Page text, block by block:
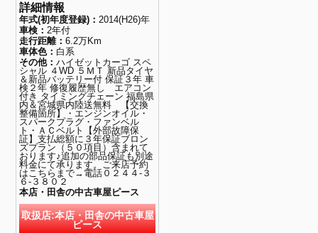
詳細情報
年式(初年度登録)： 2014(H26)年
車検： 2年付
走行距離：6.2万Km
車体色： 白系
その他：ハイゼットカーゴ スペ
シャル ４WD ５ＭＴ 新品タイヤ
＆新品バッテリー付 保証３年 車
検２年 修復履歴無し エアコン
付き タイミングチェーン 福島県
内＆宮城県内陸送無料 【交換
整備箇所】・エンジンオイル・
スパークプラグ・ファンベル
ト・ＡＣベルト【外部故障保
証】支払総額に３年保証ブロン
ズプラン（５０項目）含まれて
おります♪追加の部品保証も別途
料金にて承ります。ご来店予約
はこちらまで→電話０２４４-３
６-３８０２
本店・田舎の中古車屋ピース
取扱店:本店・田舎の中古車屋
ピース